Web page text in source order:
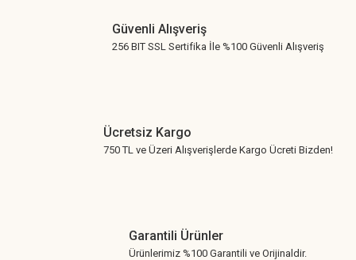
Güvenli Alışveriş
256 BIT SSL Sertifika İle %100 Güvenli Alışveriş
Ücretsiz Kargo
750 TL ve Üzeri Alışverişlerde Kargo Ücreti Bizden!
Garantili Ürünler
Ürünlerimiz %100 Garantili ve Orijinaldir.